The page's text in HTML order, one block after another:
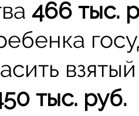
466 тыс.
тыс. руб.